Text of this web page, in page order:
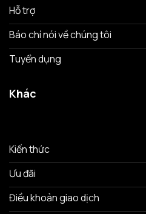
Hỗ trợ
Báo chí nói về chúng tôi
Tuyển dụng
Khác
Kiến thức
Ưu đãi
Điều khoản giao dịch